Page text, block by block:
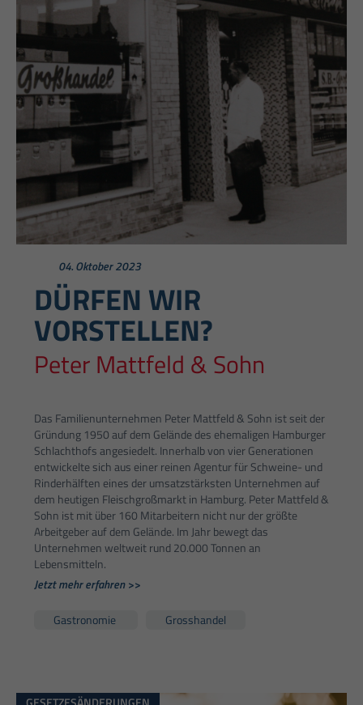
04. Oktober 2023
DÜRFEN WIR
VORSTELLEN?
Peter Mattfeld & Sohn
Das Familienunternehmen Peter Mattfeld & Sohn ist seit der
Gründung 1950 auf dem Gelände des ehemaligen Hamburger
Schlachthofs angesiedelt. Innerhalb von vier Generationen
entwickelte sich aus einer reinen Agentur für Schweine- und
Rinderhälften eines der umsatzstärksten Unternehmen auf
dem heutigen Fleischgroßmarkt in Hamburg. Peter Mattfeld &
Sohn ist mit über 160 Mitarbeitern nicht nur der größte
Arbeitgeber auf dem Gelände. Im Jahr bewegt das
Unternehmen weltweit rund 20.000 Tonnen an
Lebensmitteln.
Jetzt mehr erfahren >>
Gastronomie Grosshandel